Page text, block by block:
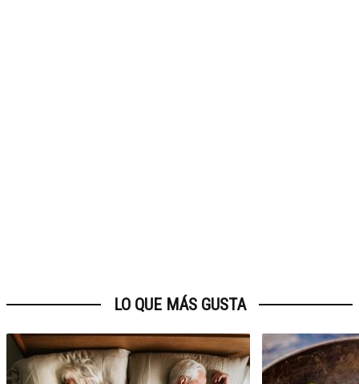
LO QUE MÁS GUSTA